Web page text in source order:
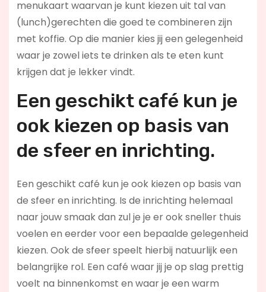
menukaart waarvan je kunt kiezen uit tal van
(lunch)gerechten die goed te combineren zijn
met koffie. Op die manier kies jij een gelegenheid
waar je zowel iets te drinken als te eten kunt
krijgen dat je lekker vindt.
Een geschikt café kun je
ook kiezen op basis van
de sfeer en inrichting.
Een geschikt café kun je ook kiezen op basis van
de sfeer en inrichting. Is de inrichting helemaal
naar jouw smaak dan zul je je er ook sneller thuis
voelen en eerder voor een bepaalde gelegenheid
kiezen. Ook de sfeer speelt hierbij natuurlijk een
belangrijke rol. Een café waar jij je op slag prettig
voelt na binnenkomst en waar je een warm